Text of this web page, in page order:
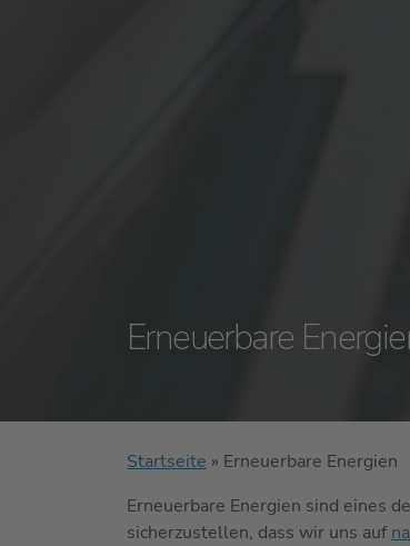
Erneuerbare
Startseite » Erneuerbare Energien
‍Erneuerbare Energien sind eines
sicherzustellen, dass wir uns auf